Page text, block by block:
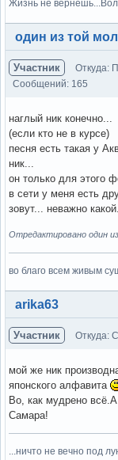
Жизнь не
Вне форума
Участник Откуда:
Сообщений: 165
наглый ник конечно...
(если кто не в курсе)
песня есть такая у
ник...
он только для этого
в сети у меня есть
зовут... неважно
Отредактировано один
во благо всем живым
Вне форума
arika63
Участник Откуда:
мой же ник
японского алфавита
Во, как мудрено
Самара!
...ничто не вечно под